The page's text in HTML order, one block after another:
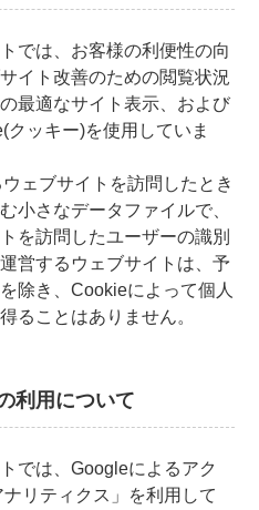
では、お客様の利便性の向
イト改善のための閲覧状況
最適なサイト表示、および
ッキー)を使用していま
ェブサイトを訪問したとき
小さなデータファイルで、
を訪問したユーザーの識別
営するウェブサイトは、予
除き、Cookieによって個人
ることはありません。
利用について
では、Googleによるアク
リティクス」を利用して